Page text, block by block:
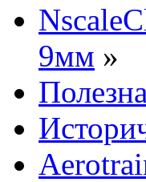
9мм »